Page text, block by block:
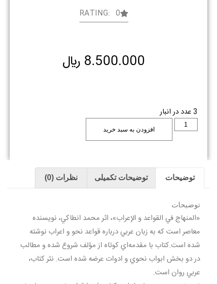
RATING: 0
8.500.000 ﷼
3 عدد در انبار
افزودن به سبد خرید
توضیحات توضیحات تکمیلی نظرات (0)
توضیحات
«المنهاج في القواعد و الإعراب»، اثر محمد انطاكي، نويسنده
معاصر است كه به زبان عربي درباره قواعد نحو و اعراب نوشته
شده است.كتاب با مقدمه‌اي كوتاه از مؤلف شروع شده و مطالب
در دو بخش ابواب نحوي و ادوات عرضه شده است. نثر كتاب،
عربي روان است.